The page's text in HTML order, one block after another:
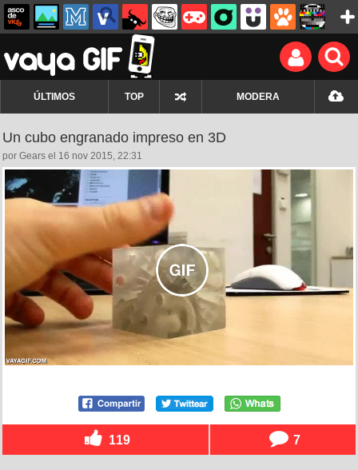
ÚLTIMOS TOP MODERA
Un cubo engranado impreso en 3D
por Gears el 16 nov 2015, 22:31
119 7